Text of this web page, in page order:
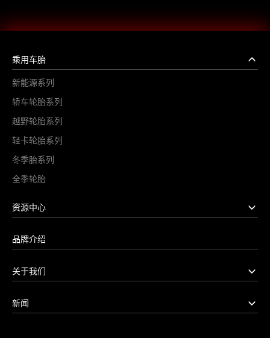
乘用车胎
新能源系列
轿车轮胎系列
越野轮胎系列
轻卡轮胎系列
冬季胎系列
全季轮胎
资源中心
品牌介绍
关于我们
新闻